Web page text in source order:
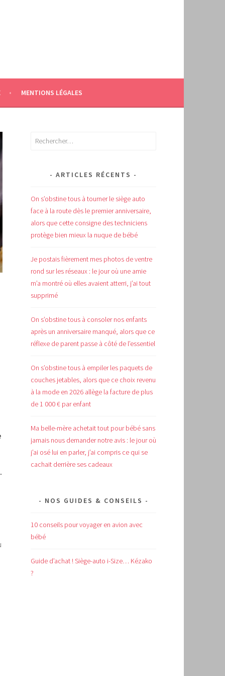
MENTIONS LÉGALES
Rechercher :
ARTICLES RÉCENTS
On s’obstine tous à tourner le siège auto
face à la route dès le premier anniversaire,
alors que cette consigne des techniciens
protège bien mieux la nuque de bébé
Je postais fièrement mes photos de ventre
rond sur les réseaux : le jour où une amie
m’a montré où elles avaient atterri, j’ai tout
supprimé
On s’obstine tous à consoler nos enfants
après un anniversaire manqué, alors que ce
réflexe de parent passe à côté de l’essentiel
On s’obstine tous à empiler les paquets de
couches jetables, alors que ce choix revenu
à la mode en 2026 allège la facture de plus
de 1 000 € par enfant
Ma belle-mère achetait tout pour bébé sans
jamais nous demander notre avis : le jour où
j’ai osé lui en parler, j’ai compris ce qui se
cachait derrière ses cadeaux
NOS GUIDES & CONSEILS
10 conseils pour voyager en avion avec
bébé
Guide d’achat ! Siège-auto i-Size… Kézako
?